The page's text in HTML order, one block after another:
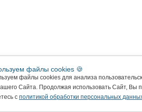
файлы cookies 🍪
файлы cookies для анализа
Сайта. Продолжая использовать Сайт, Вы
с политикой обработки персональных